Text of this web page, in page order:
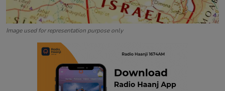
Image used for representation purpose only